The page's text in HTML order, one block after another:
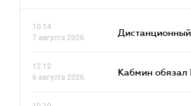
10.14
7 августа 2026
12.12
6 августа 2026
Кабмин